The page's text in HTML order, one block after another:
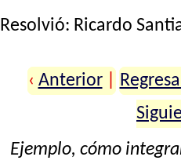
Resolvió: Ricardo
‹ Anterior
Ejemplo, cómo